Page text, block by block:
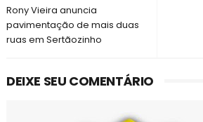
Rony Vieira anuncia
pavimentação de mais duas
ruas em Sertãozinho
DEIXE SEU COMENTÁRIO